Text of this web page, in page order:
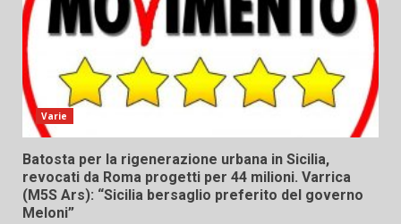
Varie
Batosta per la rigenerazione urbana in Sicilia,
revocati da Roma progetti per 44 milioni. Varrica
(M5S Ars): “Sicilia bersaglio preferito del governo
Meloni”